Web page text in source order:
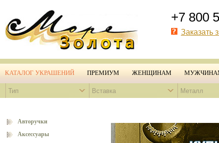
+7 800
Заказать
КАТАЛОГ УКРАШЕНИЙ ПРЕМИУМ ЖЕНЩИНАМ
Тип Вставка Металл
Авторучки
Аксессуары